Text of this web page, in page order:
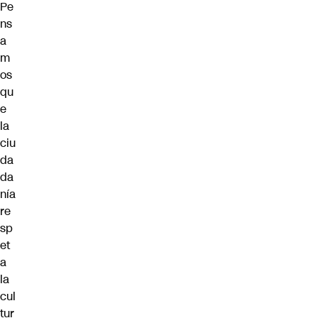
Pe
ns
a
m
os
qu
e
la
ciu
da
da
nía
re
sp
et
a
la
cul
tur